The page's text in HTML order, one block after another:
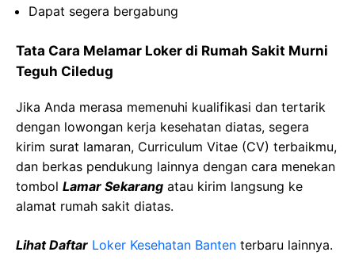
Dapat segera bergabung
Tata Cara Melamar Loker di Rumah Sakit Murni
Teguh Ciledug
Jika Anda merasa memenuhi kualifikasi dan tertarik
dengan lowongan kerja kesehatan diatas, segera
kirim surat lamaran, Curriculum Vitae (CV) terbaikmu,
dan berkas pendukung lainnya dengan cara menekan
tombol Lamar Sekarang atau kirim langsung ke
alamat rumah sakit diatas.
Lihat Daftar Loker Kesehatan Banten terbaru lainnya.